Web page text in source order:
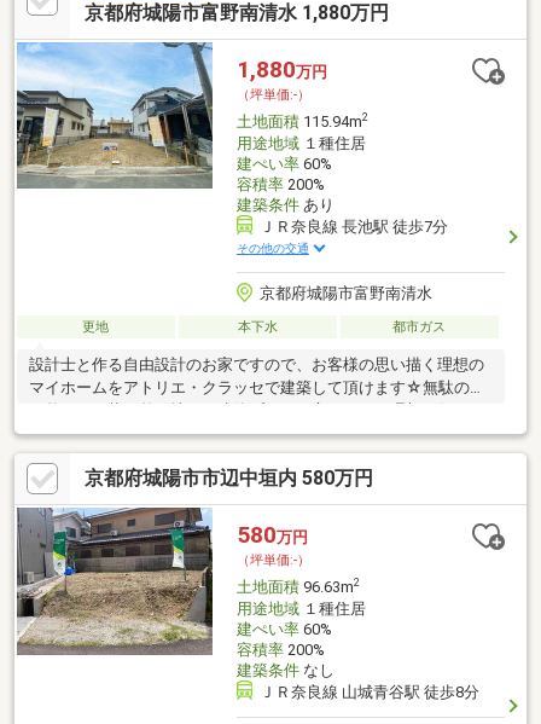
京都府城陽市富野南清水 1,880万円
1,880万円
（坪単価:-）
土地面積115.94m2
用途地域１種住居
建ぺい率60%
容積率200%
建築条件あり
ＪＲ奈良線 長池駅 徒歩7分
その他の交通
京都府城陽市富野南清水
更地 本下水 都市ガス
設計士と作る自由設計のお家ですので、お客様の思い描く理想の
マイホームをアトリエ・クラッセで建築して頂けます☆無駄のな
い整った形状の整形地で、建築プランが立てやすく理想の住まい
が実現しやすい！JRと近鉄の2路線利用可能で通勤や通学に便利
な立地！さらに、アル・プラザ城陽まで徒歩約5分と、日々のお買
い物にも困りません。子育て世帯にもおすすめです！土地探し・
中古物件・査定・資金計画・オシャレな注文住宅・リフォーム・
インテリアはクラッセ住宅販売にお任せください。宇治・城陽近
辺の物件多数ございます。お気軽に0120-339-330までお問合せく
ださい。【建築条件無し価格：2210万円】
京都府城陽市市辺中垣内 580万円
580万円
（坪単価:-）
土地面積96.63m2
用途地域１種住居
建ぺい率60%
容積率200%
建築条件なし
ＪＲ奈良線 山城青谷駅 徒歩8分